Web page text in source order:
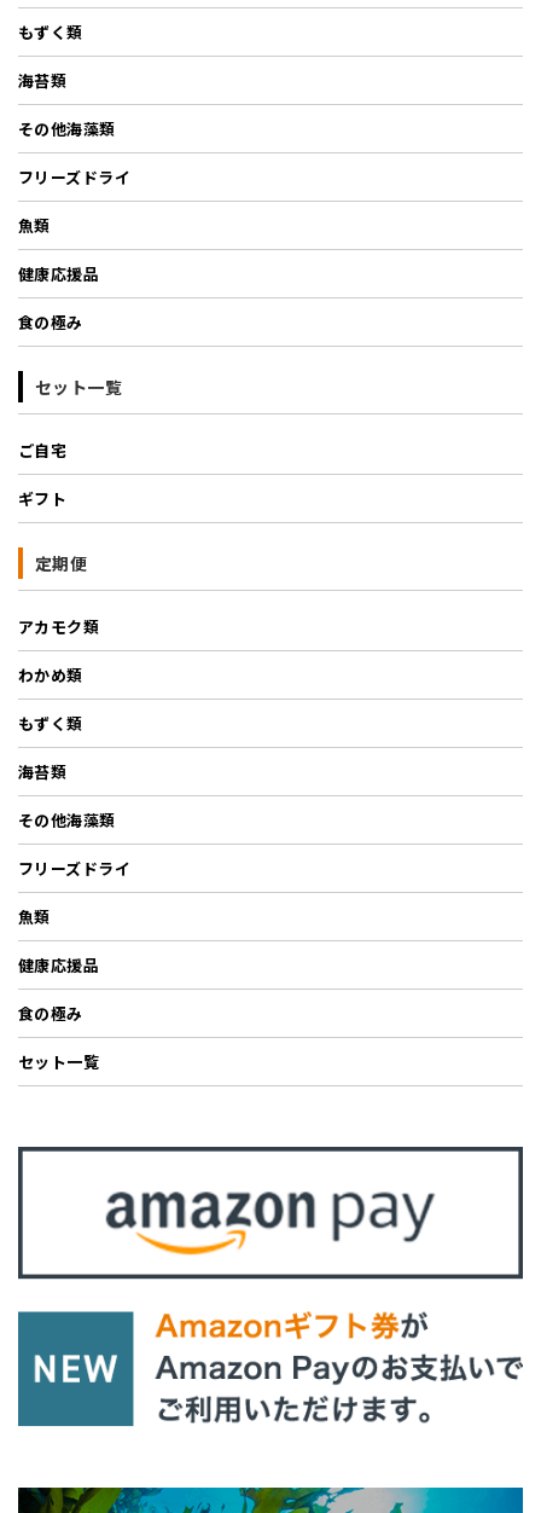
もずく類
海苔類
その他海藻類
フリーズドライ
魚類
健康応援品
食の極み
セット一覧
ご自宅
ギフト
定期便
アカモク類
わかめ類
もずく類
海苔類
その他海藻類
フリーズドライ
魚類
健康応援品
食の極み
セット一覧